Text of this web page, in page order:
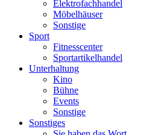
Elektrofachhandel
Möbelhäuser
Sonstige
Sport
Fitnesscenter
Sportartikelhandel
Unterhaltung
Kino
Bühne
Events
Sonstige
Sonstiges